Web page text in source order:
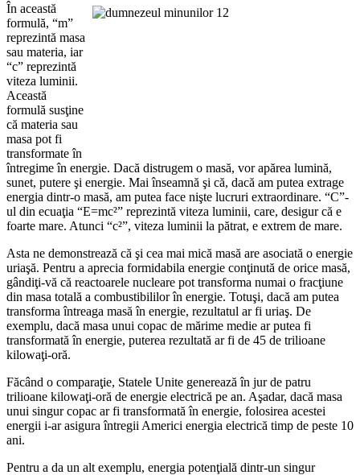
În această
formulă, “m”
reprezintă masa
sau materia, iar
“c” reprezintă
viteza luminii.
Această
formulă susţine
că materia sau
masa pot fi
transformate în
întregime în energie. Dacă distrugem o masă, vor apărea lumină,
sunet, putere şi energie. Mai înseamnă şi că, dacă am putea extrage
energia dintr-o masă, am putea face nişte lucruri extraordinare. “C”-
ul din ecuaţia “E=mc²” reprezintă viteza luminii, care, desigur că e
foarte mare. Atunci “c²”, viteza luminii la pătrat, e extrem de mare.
Asta ne demonstrează că şi cea mai mică masă are asociată o energie
uriaşă. Pentru a aprecia formidabila energie conţinută de orice masă,
gândiţi-vă că reactoarele nucleare pot transforma numai o fracţiune
din masa totală a combustibililor în energie. Totuşi, dacă am putea
transforma întreaga masă în energie, rezultatul ar fi uriaş. De
exemplu, dacă masa unui copac de mărime medie ar putea fi
transformată în energie, puterea rezultată ar fi de 45 de trilioane
kilowaţi-oră.
Făcând o comparaţie, Statele Unite generează în jur de patru
trilioane kilowaţi-oră de energie electrică pe an. Aşadar, dacă masa
unui singur copac ar fi transformată în energie, folosirea acestei
energii i-ar asigura întregii Americi energia electrică timp de peste 10
ani.
Pentru a da un alt exemplu, energia potenţială dintr-un singur